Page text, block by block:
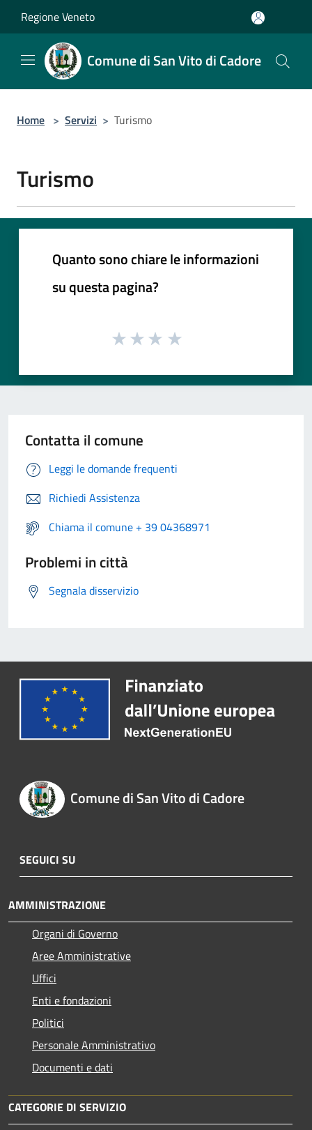
Regione Veneto
Comune di San Vito di Cadore
Home > Servizi > Turismo
Turismo
Quanto sono chiare le informazioni
su questa pagina?
Contatta il comune
Leggi le domande frequenti
Richiedi Assistenza
Chiama il comune + 39 04368971
Problemi in città
Segnala disservizio
Comune di San Vito di Cadore
SEGUICI SU
AMMINISTRAZIONE
Organi di Governo
Aree Amministrative
Uffici
Enti e fondazioni
Politici
Personale Amministrativo
Documenti e dati
CATEGORIE DI SERVIZIO